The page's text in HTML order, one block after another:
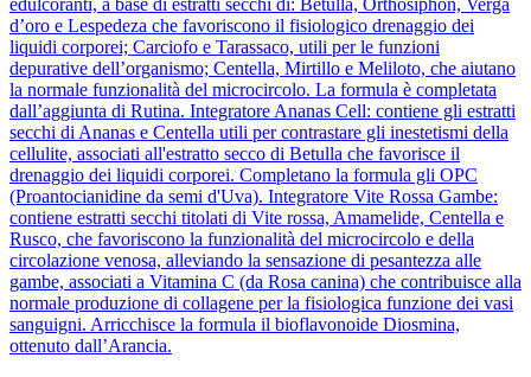
d’oro e Lespedeza che favoriscono il fisiologico drenaggio dei
liquidi corporei; Carciofo e Tarassaco, utili per le funzioni
depurative dell’organismo; Centella, Mirtillo e Meliloto, che aiutano
la normale funzionalità del microcircolo. La formula è completata
dall’aggiunta di Rutina. Integratore Ananas Cell: contiene gli estratti
secchi di Ananas e Centella utili per contrastare gli inestetismi della
cellulite, associati all'estratto secco di Betulla che favorisce il
drenaggio dei liquidi corporei. Completano la formula gli OPC
(Proantocianidine da semi d'Uva). Integratore Vite Rossa Gambe:
contiene estratti secchi titolati di Vite rossa, Amamelide, Centella e
Rusco, che favoriscono la funzionalità del microcircolo e della
circolazione venosa, alleviando la sensazione di pesantezza alle
gambe, associati a Vitamina C (da Rosa canina) che contribuisce alla
normale produzione di collagene per la fisiologica funzione dei vasi
sanguigni. Arricchisce la formula il bioflavonoide Diosmina,
ottenuto dall’Arancia.